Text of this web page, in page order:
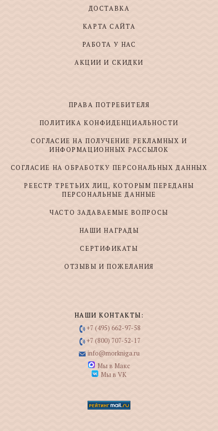
ДОСТАВКА
КАРТА САЙТА
РАБОТА У НАС
АКЦИИ И СКИДКИ
ПРАВА ПОТРЕБИТЕЛЯ
ПОЛИТИКА КОНФИДЕНЦИАЛЬНОСТИ
СОГЛАСИЕ НА ПОЛУЧЕНИЕ РЕКЛАМНЫХ И
ИНФОРМАЦИОННЫХ РАССЫЛОК
СОГЛАСИЕ НА ОБРАБОТКУ ПЕРСОНАЛЬНЫХ ДАННЫХ
РЕЕСТР ТРЕТЬИХ ЛИЦ, КОТОРЫМ ПЕРЕДАНЫ
ПЕРСОНАЛЬНЫЕ ДАННЫЕ
ЧАСТО ЗАДАВАЕМЫЕ ВОПРОСЫ
НАШИ НАГРАДЫ
СЕРТИФИКАТЫ
ОТЗЫВЫ И ПОЖЕЛАНИЯ
НАШИ КОНТАКТЫ:
+7 (495) 662-97-58
+7 (800) 707-52-17
info@morkniga.ru
Мы в Макс
Мы в VK